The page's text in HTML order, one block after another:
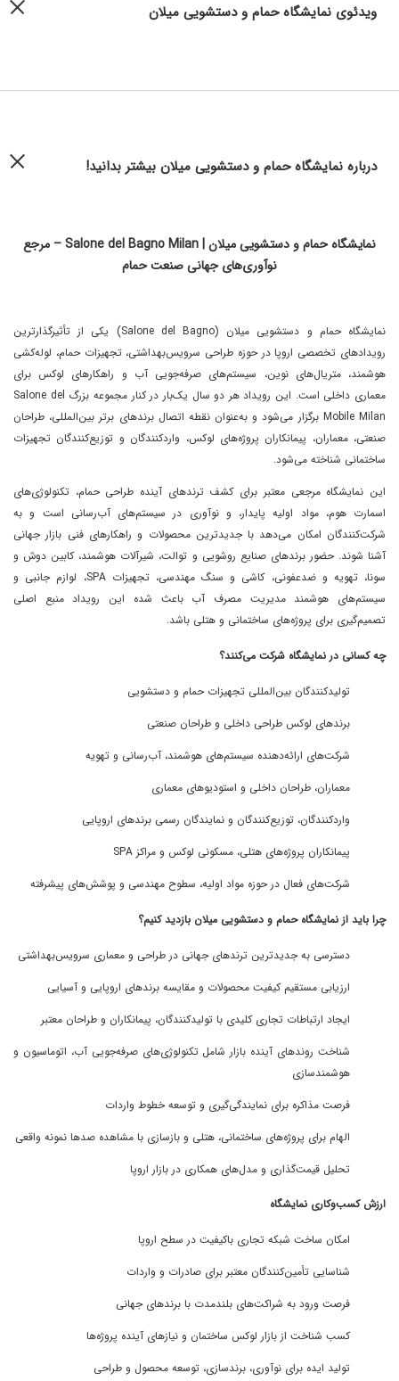
ویدئوی نمایشگاه حمام و دستشویی میلان
درباره نمایشگاه حمام و دستشویی میلان بیشتر بدانید!
نمایشگاه حمام و دستشویی میلان | Salone del Bagno Milan – مرجع
نوآوری‌های جهانی صنعت حمام
نمایشگاه حمام و دستشویی میلان (Salone del Bagno) یکی از تأثیرگذارترین
رویدادهای تخصصی اروپا در حوزه طراحی سرویس‌بهداشتی، تجهیزات حمام، لوله‌کشی
هوشمند، متریال‌های نوین، سیستم‌های صرفه‌جویی آب و راهکارهای لوکس برای
معماری داخلی است. این رویداد هر دو سال یک‌بار در کنار مجموعه بزرگ Salone del
Mobile Milan برگزار می‌شود و به‌عنوان نقطه اتصال برندهای برتر بین‌المللی، طراحان
صنعتی، معماران، پیمانکاران پروژه‌های لوکس، واردکنندگان و توزیع‌کنندگان تجهیزات
ساختمانی شناخته می‌شود.
این نمایشگاه مرجعی معتبر برای کشف ترندهای آینده طراحی حمام، تکنولوژی‌های
اسمارت هوم، مواد اولیه پایدار، و نوآوری در سیستم‌های آب‌رسانی است و به
شرکت‌کنندگان امکان می‌دهد با جدیدترین محصولات و راهکارهای فنی بازار جهانی
آشنا شوند. حضور برندهای صنایع روشویی و توالت، شیرآلات هوشمند، کابین دوش و
سونا، تهویه و ضدعفونی، کاشی و سنگ مهندسی، تجهیزات SPA، لوازم جانبی و
سیستم‌های هوشمند مدیریت مصرف آب باعث شده این رویداد منبع اصلی
تصمیم‌گیری برای پروژه‌های ساختمانی و هتلی باشد.
چه کسانی در نمایشگاه شرکت می‌کنند؟
تولیدکنندگان بین‌المللی تجهیزات حمام و دستشویی
برندهای لوکس طراحی داخلی و طراحان صنعتی
شرکت‌های ارائه‌دهنده سیستم‌های هوشمند، آب‌رسانی و تهویه
معماران، طراحان داخلی و استودیوهای معماری
واردکنندگان، توزیع‌کنندگان و نمایندگان رسمی برندهای اروپایی
پیمانکاران پروژه‌های هتلی، مسکونی لوکس و مراکز SPA
شرکت‌های فعال در حوزه مواد اولیه، سطوح مهندسی و پوشش‌های پیشرفته
چرا باید از نمایشگاه حمام و دستشویی میلان بازدید کنیم؟
دسترسی به جدیدترین ترندهای جهانی در طراحی و معماری سرویس‌بهداشتی
ارزیابی مستقیم کیفیت محصولات و مقایسه برندهای اروپایی و آسیایی
ایجاد ارتباطات تجاری کلیدی با تولیدکنندگان، پیمانکاران و طراحان معتبر
شناخت روندهای آینده بازار شامل تکنولوژی‌های صرفه‌جویی آب، اتوماسیون و
هوشمندسازی
فرصت مذاکره برای نمایندگی‌گیری و توسعه خطوط واردات
الهام برای پروژه‌های ساختمانی، هتلی و بازسازی با مشاهده صدها نمونه واقعی
تحلیل قیمت‌گذاری و مدل‌های همکاری در بازار اروپا
ارزش کسب‌وکاری نمایشگاه
امکان ساخت شبکه تجاری باکیفیت در سطح اروپا
شناسایی تأمین‌کنندگان معتبر برای صادرات و واردات
فرصت ورود به شراکت‌های بلندمدت با برندهای جهانی
کسب شناخت از بازار لوکس ساختمان و نیازهای آینده پروژه‌ها
تولید ایده برای نوآوری، برندسازی، توسعه محصول و طراحی